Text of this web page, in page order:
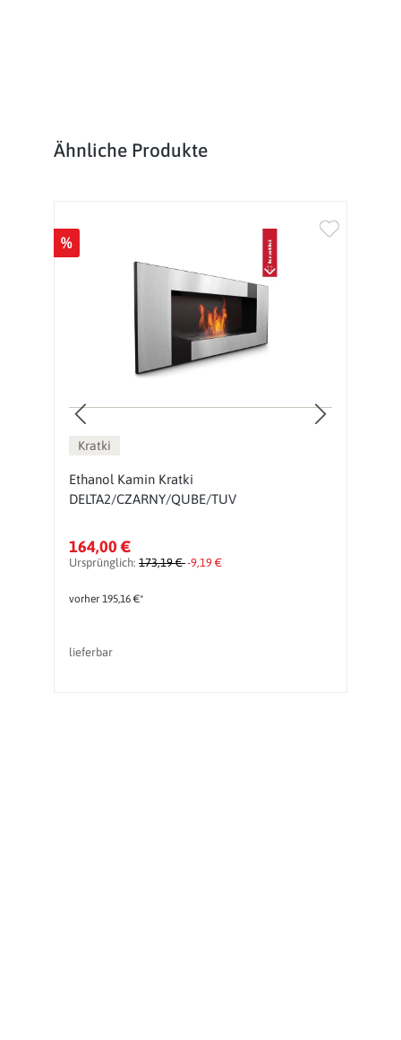
Produktgalerie überspringen
Ähnliche Produkte
%
Kratki
Ethanol Kamin Kratki
DELTA2/CZARNY/QUBE/TUV
164,00 €
Ursprünglich: 173,19 €-9,19 €
vorher 195,16 €*
lieferbar